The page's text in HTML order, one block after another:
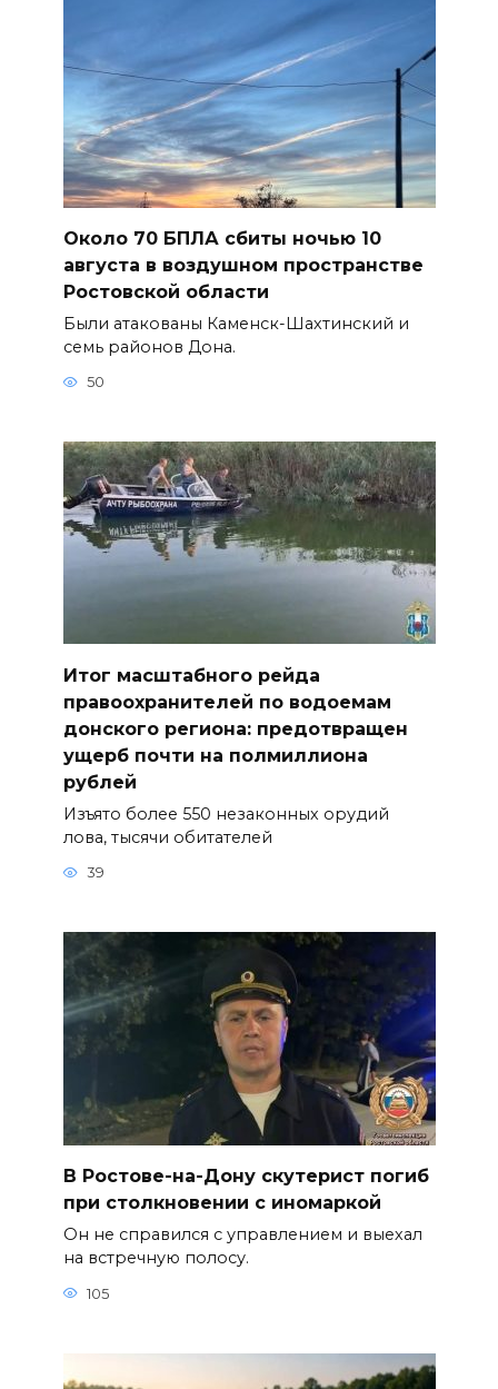
Около 70 БПЛА сбиты ночью 10
августа в воздушном пространстве
Ростовской области
Были атакованы Каменск-Шахтинский и
семь районов Дона.
50
Итог масштабного рейда
правоохранителей по водоемам
донского региона: предотвращен
ущерб почти на полмиллиона
рублей
Изъято более 550 незаконных орудий
лова, тысячи обитателей
39
В Ростове-на-Дону скутерист погиб
при столкновении с иномаркой
Он не справился с управлением и выехал
на встречную полосу.
105